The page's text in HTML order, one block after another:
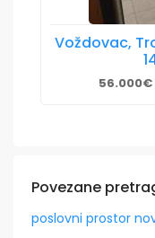
Voždovac,
56.000€
Povezane
poslovni prostor